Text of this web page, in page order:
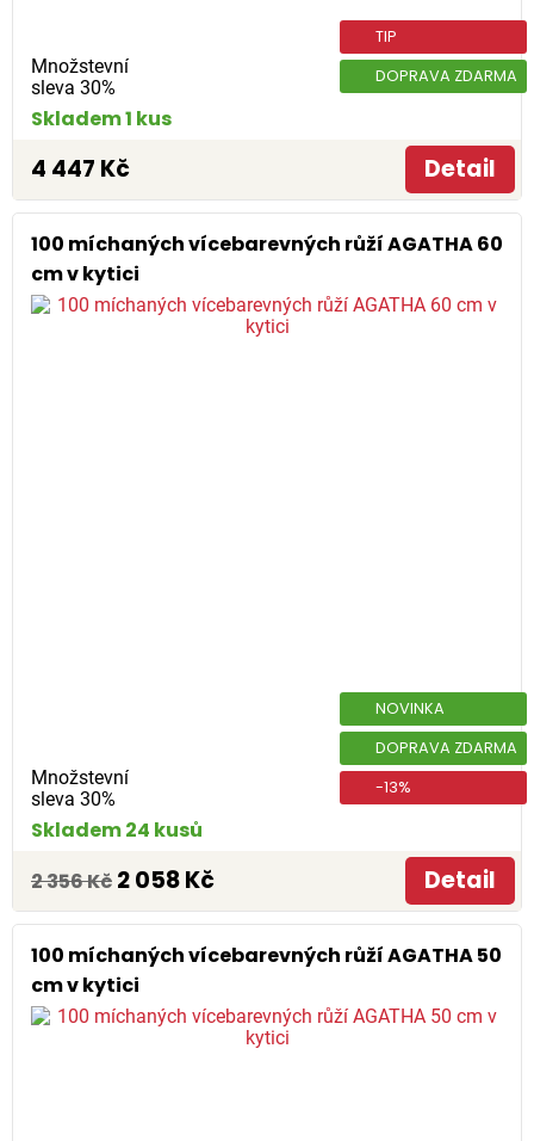
Množstevní
sleva 30%
TIP
DOPRAVA ZDARMA
Skladem 1 kus
4 447 Kč Detail
100 míchaných vícebarevných růží AGATHA 60
cm v kytici
Množstevní
sleva 30%
NOVINKA
DOPRAVA ZDARMA
-13%
Skladem 24 kusů
2 356 Kč 2 058 Kč Detail
100 míchaných vícebarevných růží AGATHA 50
cm v kytici